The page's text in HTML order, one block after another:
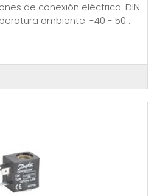
de conexión eléctrica: DIN
ambiente: -40 - 50 ..